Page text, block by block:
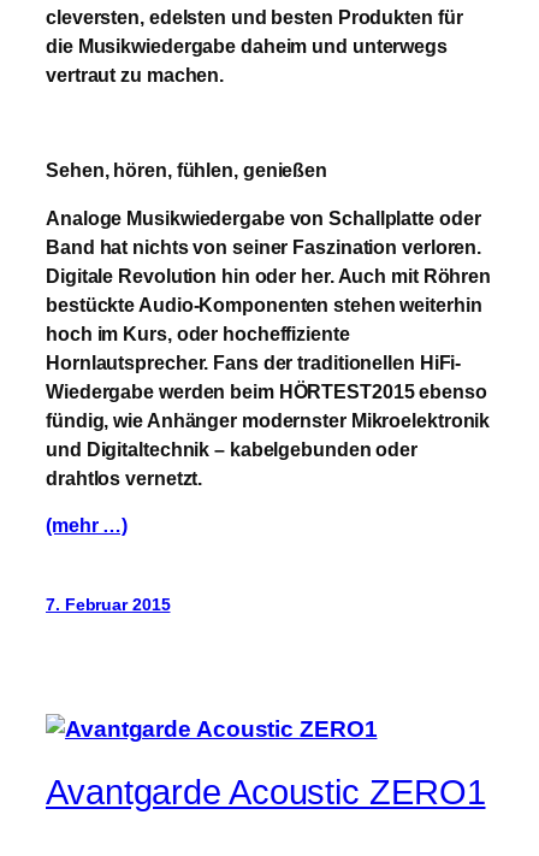
cleversten, edelsten und besten Produkten für
die Musikwiedergabe daheim und unterwegs
vertraut zu machen.
Sehen, hören, fühlen, genießen
Analoge Musikwiedergabe von Schallplatte oder
Band hat nichts von seiner Faszination verloren.
Digitale Revolution hin oder her. Auch mit Röhren
bestückte Audio-Komponenten stehen weiterhin
hoch im Kurs, oder hocheffiziente
Hornlautsprecher. Fans der traditionellen HiFi-
Wiedergabe werden beim HÖRTEST2015 ebenso
fündig, wie Anhänger modernster Mikroelektronik
und Digitaltechnik – kabelgebunden oder
drahtlos vernetzt.
(mehr …)
7. Februar 2015
Avantgarde Acoustic ZERO1